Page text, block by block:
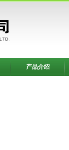
产品介绍